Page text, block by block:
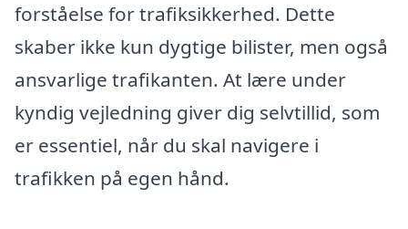
forståelse for trafiksikkerhed. Dette
skaber ikke kun dygtige bilister, men også
ansvarlige trafikanten. At lære under
kyndig vejledning giver dig selvtillid, som
er essentiel, når du skal navigere i
trafikken på egen hånd.